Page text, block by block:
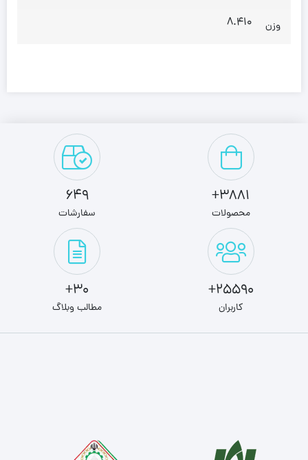
وزن 8.410
3881+
محصولات
649
سفارشات
25590+
کاربران
30+
مطالب وبلاگ